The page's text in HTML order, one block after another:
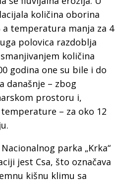
količina oborina
a temperatura manja za 4
polovica razdoblja
količina
godina one su bile i do
današnje – zbog
prostoru i,
– za oko 12
parka „Krka“
jest Csa, što označava
kišnu klimu sa